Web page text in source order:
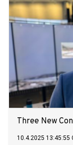
Three New
10.4.2025 13:45:55